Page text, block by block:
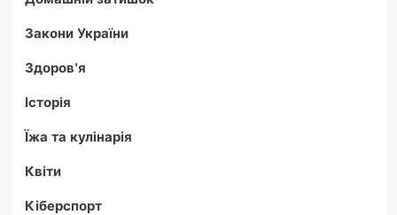
Закони України
Здоров'я
Історія
Їжа та кулінарія
Квіти
Кіберспорт